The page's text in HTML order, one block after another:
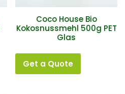
Coco House Bio
Kokosnussmehl 500g PET
Glas
Get a Quote